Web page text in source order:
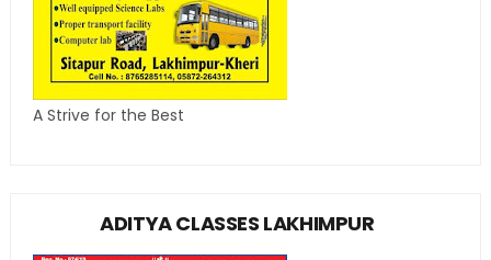
A Strive for the Best
ADITYA CLASSES LAKHIMPUR